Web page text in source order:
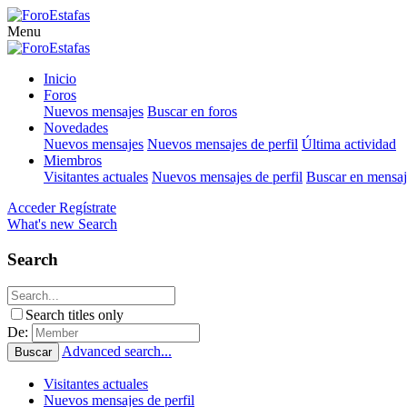
Menu
Inicio
Foros
Nuevos mensajes Buscar en foros
Novedades
Nuevos mensajes Nuevos mensajes de perfil Última actividad
Miembros
Visitantes actuales Nuevos mensajes de perfil Buscar en
Acceder Regístrate
What's new Search
Search
Search titles only
De:
Buscar Advanced search...
Visitantes actuales
Nuevos mensajes de perfil